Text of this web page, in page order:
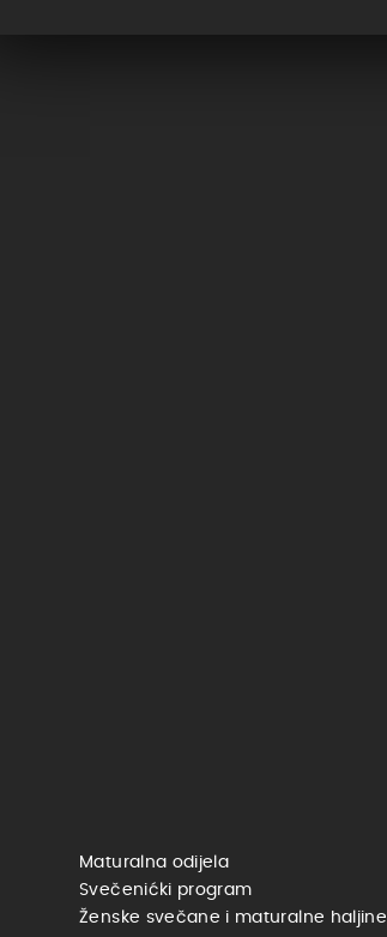
Maturalna odijela
Svečenićki program
Ženske svečane i maturalne haljine